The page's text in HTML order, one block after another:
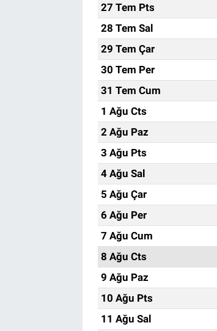
27 Tem Pts
28 Tem Sal
29 Tem Çar
30 Tem Per
31 Tem Cum
1 Ağu Cts
2 Ağu Paz
3 Ağu Pts
4 Ağu Sal
5 Ağu Çar
6 Ağu Per
7 Ağu Cum
8 Ağu Cts
9 Ağu Paz
10 Ağu Pts
11 Ağu Sal